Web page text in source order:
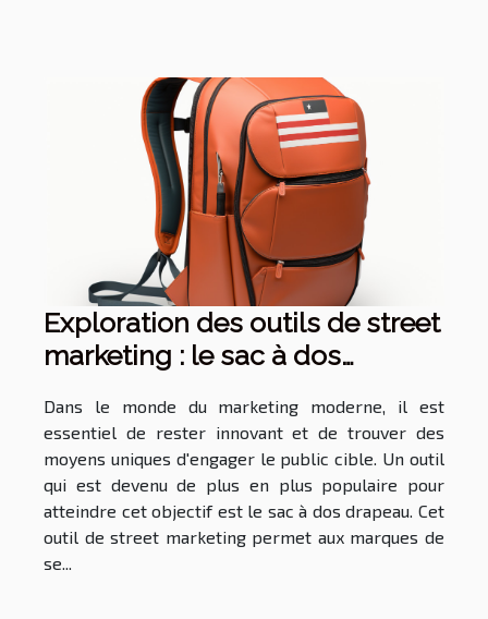
Exploration des outils de street
marketing : le sac à dos
Dans le monde du marketing moderne, il est
essentiel de rester innovant et de trouver des
moyens uniques d'engager le public cible. Un outil
qui est devenu de plus en plus populaire pour
atteindre cet objectif est le sac à dos drapeau. Cet
outil de street marketing permet aux marques de
se...